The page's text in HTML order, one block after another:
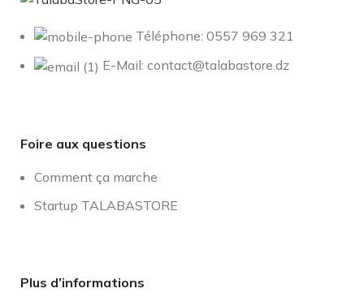
Téléphone: 0557 969 321
E-Mail: contact@talabastore.dz
Foire aux questions
Comment ça marche
Startup TALABASTORE
Plus d’informations